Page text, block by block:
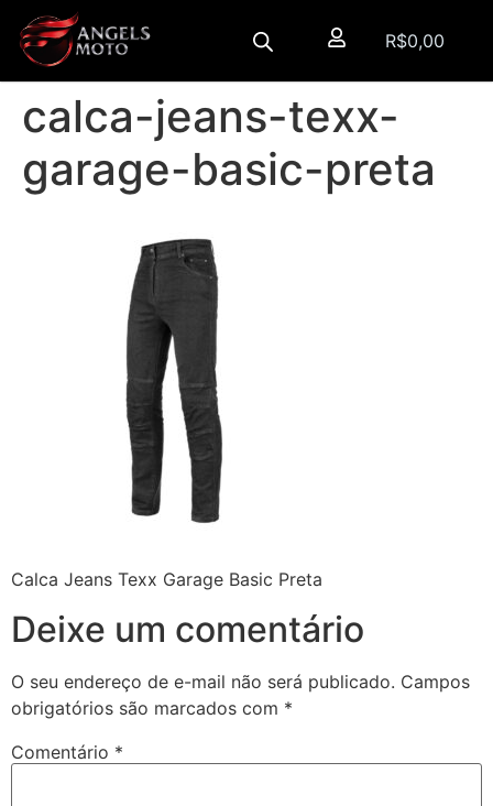
R$0,00
calca-jeans-texx-
garage-basic-preta
Calca Jeans Texx Garage Basic Preta
Deixe um comentário
O seu endereço de e-mail não será publicado. Campos
obrigatórios são marcados com *
Comentário *